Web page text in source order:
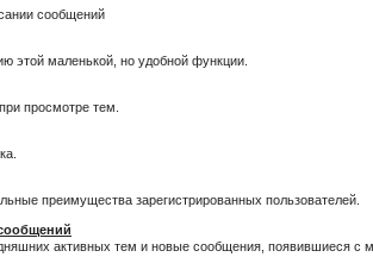
сообщений
этой маленькой, но удобной функции.
просмотре тем.
преимущества зарегистрированных пользователей.
активных тем и новые сообщения, появившиеся с